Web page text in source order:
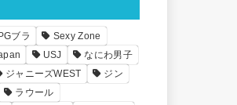
ブラ
Sexy Zone
USJ
なにわ男子
ジャニーズWEST
ジン
ラウール